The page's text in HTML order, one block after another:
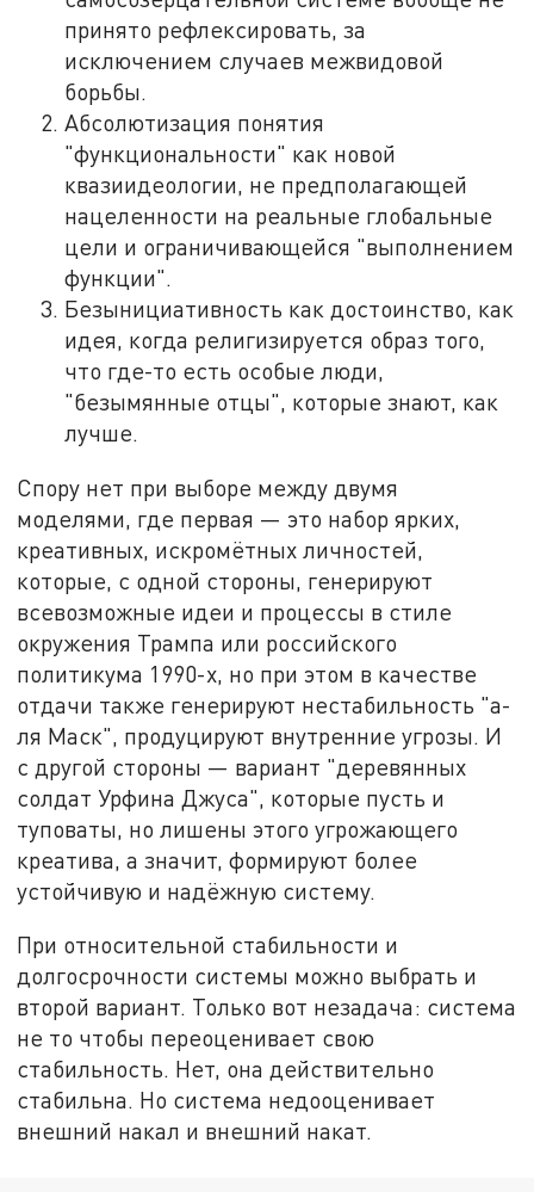
принято рефлексировать, за
исключением случаев межвидовой
борьбы.
Абсолютизация понятия
"функциональности" как новой
квазиидеологии, не предполагающей
нацеленности на реальные глобальные
цели и ограничивающейся "выполнением
функции".
Безынициативность как достоинство, как
идея, когда религизируется образ того,
что где-то есть особые люди,
"безымянные отцы", которые знают, как
лучше.
Спору нет при выборе между двумя
моделями, где первая — это набор ярких,
креативных, искромётных личностей,
которые, с одной стороны, генерируют
всевозможные идеи и процессы в стиле
окружения Трампа или российского
политикума 1990-х, но при этом в качестве
отдачи также генерируют нестабильность "а-
ля Маск", продуцируют внутренние угрозы. И
с другой стороны — вариант "деревянных
солдат Урфина Джуса", которые пусть и
туповаты, но лишены этого угрожающего
креатива, а значит, формируют более
устойчивую и надёжную систему.
При относительной стабильности и
долгосрочности системы можно выбрать и
второй вариант. Только вот незадача: система
не то чтобы переоценивает свою
стабильность. Нет, она действительно
стабильна. Но система недооценивает
внешний накал и внешний накат.